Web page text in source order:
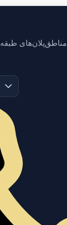
پلان‌های طبقهمناطق